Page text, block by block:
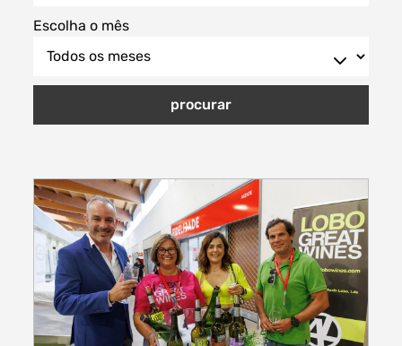
Escolha o mês
procurar